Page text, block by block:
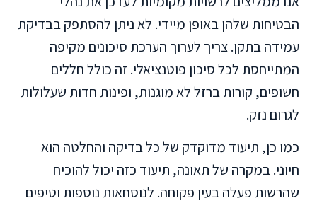
הבטיחות שלהן באופן מיידי. לא ניתן להסתפק בבדיקת
עמידה בתקן. צריך לערוך הערכת סיכונים מקיפה
המתייחסת לכל סיכון פוטנציאלי. זה כולל חללים
חשופים, קורות ברזל לא מוגנות, ופינות חדות שעלולות
לגרום נזק.
כמו כן, תיעוד מדוקדק של כל בדיקה והחלטה הוא
חיוני. במקרה של תאונה, תיעוד כזה יכול להוכיח
שהרשות פעלה בעין פקוחה. לנוסחאות נוספות וטיפים